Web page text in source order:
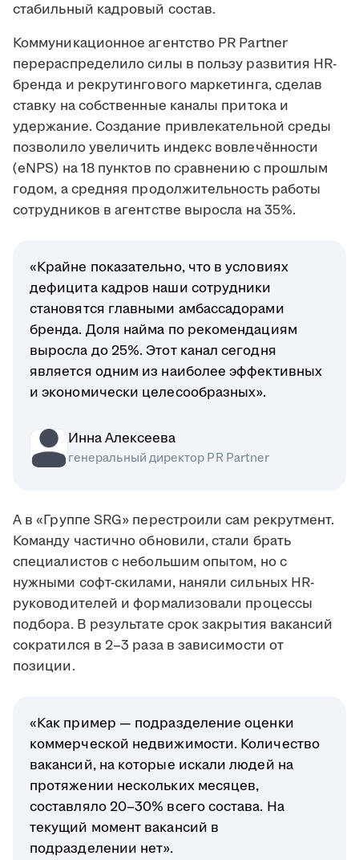
стабильный кадровый состав.
Коммуникационное агентство PR Partner
перераспределило силы в пользу развития HR-
бренда и рекрутингового маркетинга, сделав
ставку на собственные каналы притока и
удержание. Создание привлекательной среды
позволило увеличить индекс вовлечённости
(eNPS) на 18 пунктов по сравнению с прошлым
годом, а средняя продолжительность работы
сотрудников в агентстве выросла на 35%.
«Крайне показательно, что в условиях
дефицита кадров наши сотрудники
становятся главными амбассадорами
бренда. Доля найма по рекомендациям
выросла до 25%. Этот канал сегодня
является одним из наиболее эффективных
и экономически целесообразных».
Инна Алексеева
генеральный директор PR Partner
А в «Группе SRG» перестроили сам рекрутмент.
Команду частично обновили, стали брать
специалистов с небольшим опытом, но с
нужными софт-скилами, наняли сильных HR-
руководителей и формализовали процессы
подбора. В результате срок закрытия вакансий
сократился в 2–3 раза в зависимости от
позиции.
«Как пример — подразделение оценки
коммерческой недвижимости. Количество
вакансий, на которые искали людей на
протяжении нескольких месяцев,
составляло 20–30% всего состава. На
текущий момент вакансий в
подразделении нет».